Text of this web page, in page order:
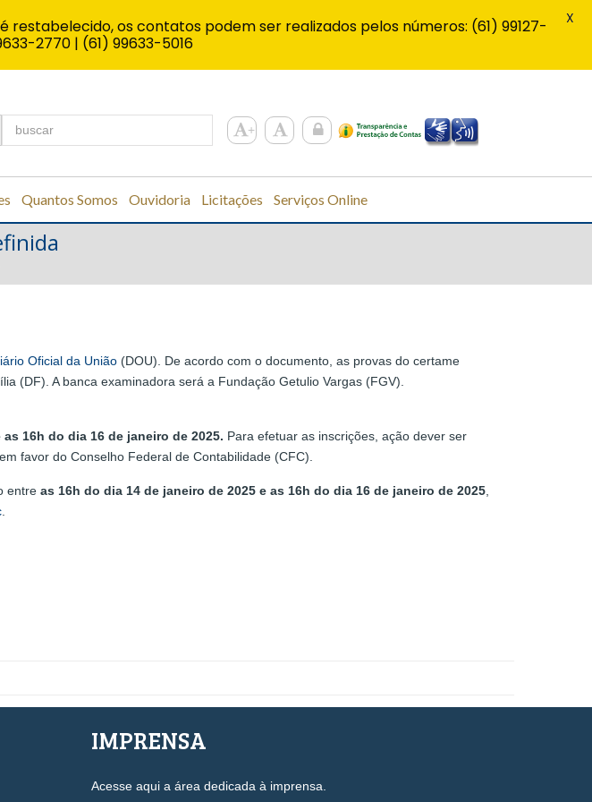
Quantos Somos Ouvidoria Licitações Serviços Online
Oficial da União (DOU). De acordo com o documento, as provas do certame
(DF). A banca examinadora será a Fundação Getulio Vargas (FGV).
as 16h do dia 16 de janeiro de 2025. Para efetuar as inscrições, ação dever ser
favor do Conselho Federal de Contabilidade (CFC).
entre as 16h do dia 14 de janeiro de 2025 e as 16h do dia 16 de janeiro de 2025,
.
IMPRENSA
Acesse aqui a área dedicada à imprensa.
os contatos podem ser realizados pelos números: (61) 99127-
2770 | (61) 99633-5016
X